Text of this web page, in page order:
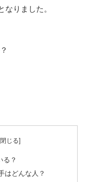
なりました。
る？
はどんな人？